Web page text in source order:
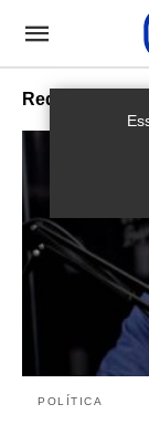
Rede PENSSAN
POLÍTICA